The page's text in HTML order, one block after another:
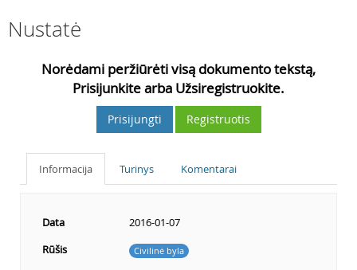
Nustatė
Norėdami peržiūrėti visą dokumento tekstą,
Prisijunkite arba Užsiregistruokite.
Prisijungti Registruotis
Informacija Turinys Komentarai
Data
2016-01-07
Rūšis
Civilinė byla